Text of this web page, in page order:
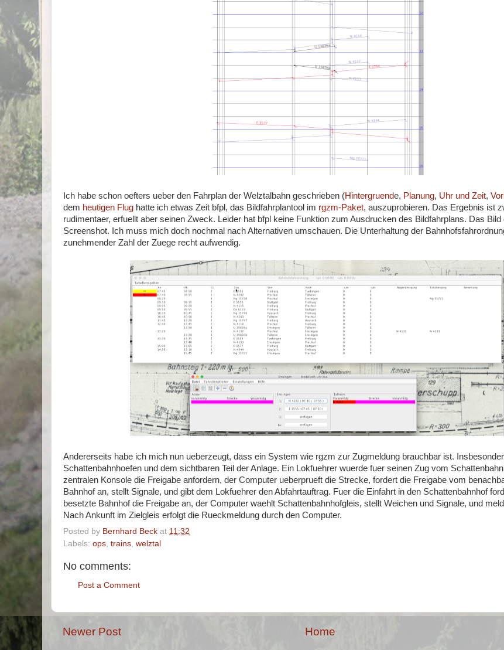
Ich habe schon oefters ueber den Fahrplan der Welztalbahn geschrieben (Hintergruende, Planung, Uhr und Zeit,
dem heutigen Flug hatte ich etwas Zeit bfpl, das Bildfahrplantool im rgzm-Paket, auszuprobieren. Das Ergebnis ist
rudimentaer, erfuellt aber seinen Zweck. Leider hat bfpl keine Funktion zum Ausdrucken des Bildfahrplans. Das Bild
Screenshot. Ich muss mich doch nochmal nach Alternativen umschauen. Die Unterhaltung der
zunehmender Zahl der Zuege recht aufwendig.
Andererseits habe ich mich nun ueberzeugt, dass ein System wie rgzm zur Zugmeldung brauchbar ist.
Schattenbahnhoefen und dem sichtbaren Teil der Anlage. Ein Lokfuehrer wuerde fuer seinen Zug vom
zentralen Konsole die Freigabe anfordern, der Computer ueberprueft die Strecke, fordert die Freigabe vom
Bahnhof an, stellt Signale, und gibt dem Lokfuehrer den Abfahrtauftrag. Fuer die Einfahrt in den Schattenbahnhof
besetzte Bahnhof die Freigabe an, der Computer waehlt Schattenbahnhofgleis, stellt Weichen und Signale, und
Nach Ankunft im Zielgleis erfolgt die Rueckmeldung durch den Computer.
Posted by Bernhard Beck at 11:32
Labels: ops trains welztal
No comments:
Post a Comment
Newer Post Home